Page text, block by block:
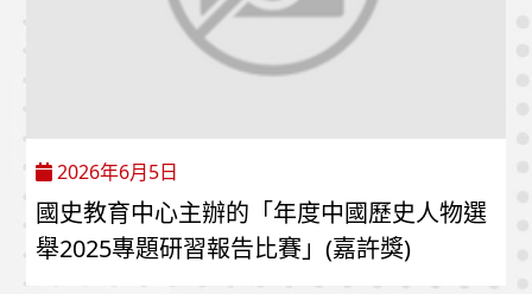
2026年6月5日
國史教育中心主辦的「年度中國歷史人物選
舉2025專題研習報告比賽」(嘉許獎)